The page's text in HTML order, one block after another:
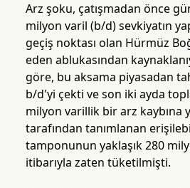
Arz şoku, çatışmadan önce
milyon varil (b/d) sevkiyatın
geçiş noktası olan Hürmüz
eden ablukasından
göre, bu aksama piyasadan
b/d'yi çekti ve son iki ayda
milyon varillik bir arz kaybına
tarafından tanımlanan
tamponunun yaklaşık 280
itibarıyla zaten tüketilmişti.